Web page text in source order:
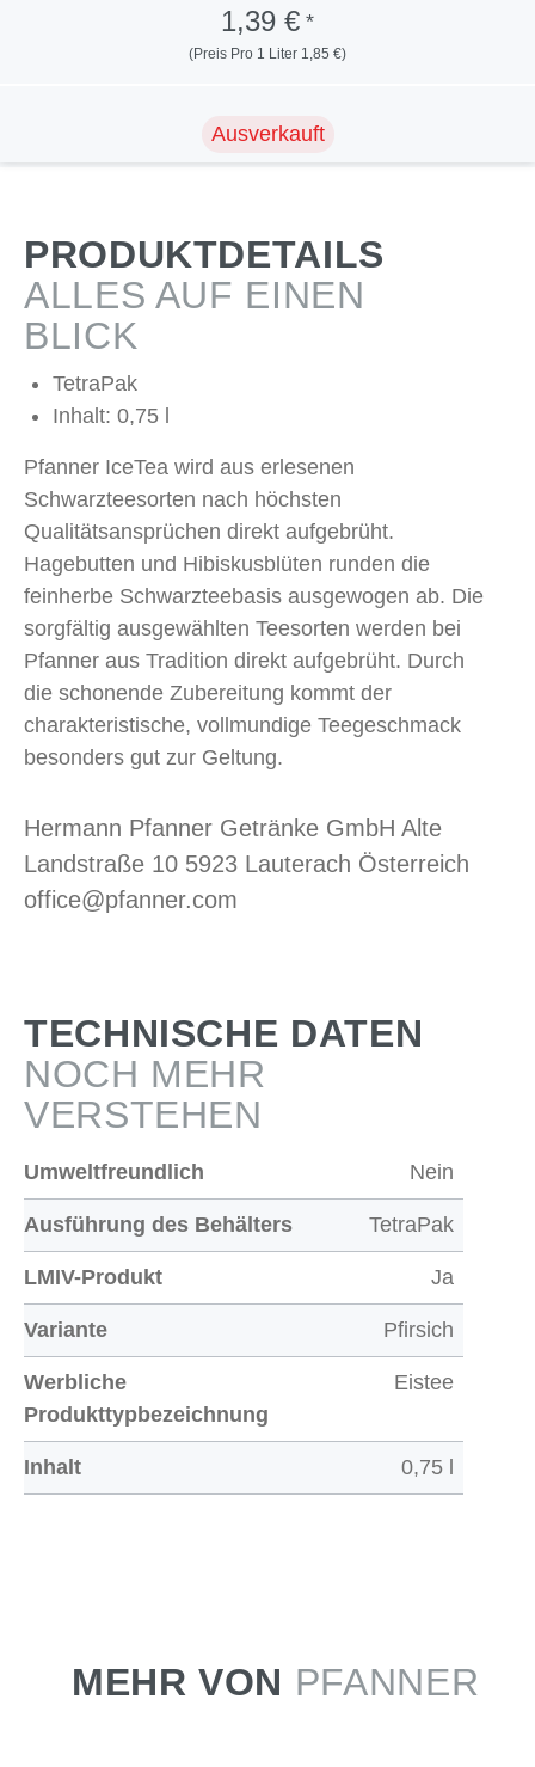
1,39 € *
(Preis Pro 1 Liter 1,85 €)
Ausverkauft
PRODUKTDETAILS
ALLES AUF EINEN
BLICK
TetraPak
Inhalt: 0,75 l
Pfanner IceTea wird aus erlesenen
Schwarzteesorten nach höchsten
Qualitätsansprüchen direkt aufgebrüht.
Hagebutten und Hibiskusblüten runden die
feinherbe Schwarzteebasis ausgewogen ab. Die
sorgfältig ausgewählten Teesorten werden bei
Pfanner aus Tradition direkt aufgebrüht. Durch
die schonende Zubereitung kommt der
charakteristische, vollmundige Teegeschmack
besonders gut zur Geltung.
Hermann Pfanner Getränke GmbH Alte
Landstraße 10 5923 Lauterach Österreich
office@pfanner.com
TECHNISCHE DATEN
NOCH MEHR
VERSTEHEN
Umweltfreundlich Nein
Ausführung des Behälters TetraPak
LMIV-Produkt Ja
Variante Pfirsich
Werbliche
Produkttypbezeichnung
Eistee
Inhalt 0,75 l
MEHR VON PFANNER